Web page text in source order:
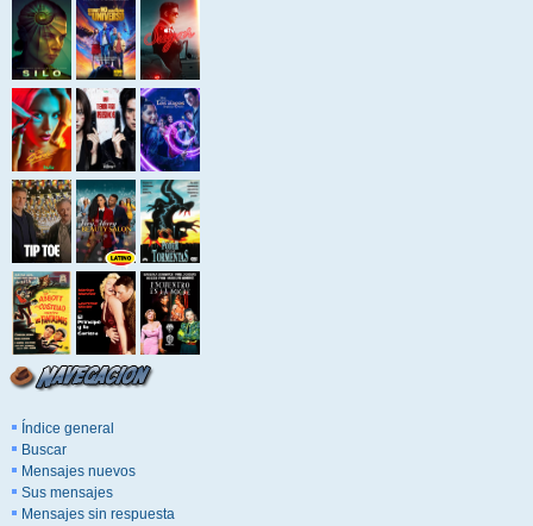
Índice general
Buscar
Mensajes nuevos
Sus mensajes
Mensajes sin respuesta